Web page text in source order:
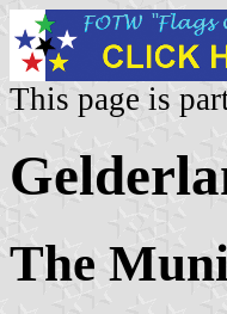
This page is
The